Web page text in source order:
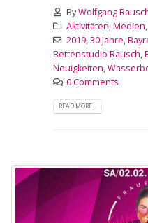
ByWolfgang
Aktivitäten,Medien,
2019,30 Jahre,
Bettenstudio Rausch,
Neuigkeiten,
0 Comments
READ MORE...